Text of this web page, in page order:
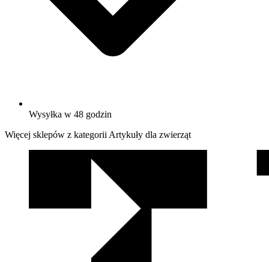
Wysyłka w 48 godzin
Więcej sklepów z kategorii Artykuły dla zwierząt